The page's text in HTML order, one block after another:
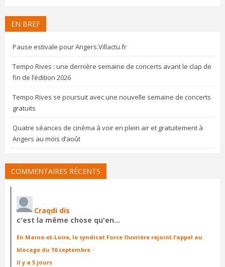
EN BREF
Pause estivale pour Angers.Villactu.fr
Tempo Rives : une dernière semaine de concerts avant le clap de
fin de l’édition 2026
Tempo Rives se poursuit avec une nouvelle semaine de concerts
gratuits
Quatre séances de cinéma à voir en plein air et gratuitement à
Angers au mois d’août
COMMENTAIRES RÉCENTS
Craqdi dis
c'est la même chose qu'en…
En Maine-et-Loire, le syndicat Force Ouvrière rejoint l’appel au
blocage du 10 septembre ·
il y a 5 jours